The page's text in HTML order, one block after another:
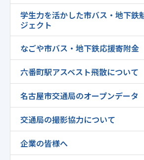
学生力を活かした市バス・地下鉄
ジェクト
なごや市バス・地下鉄応援寄附金
六番町駅アスベスト飛散について
名古屋市交通局のオープンデータ
交通局の撮影協力について
企業の皆様へ